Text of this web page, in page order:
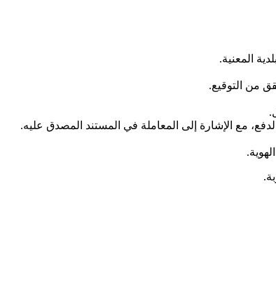
المعنية.
من التوقيع.
.
مع الإشارة إلى المعاملة في المستند المصدق عليه.
.
.